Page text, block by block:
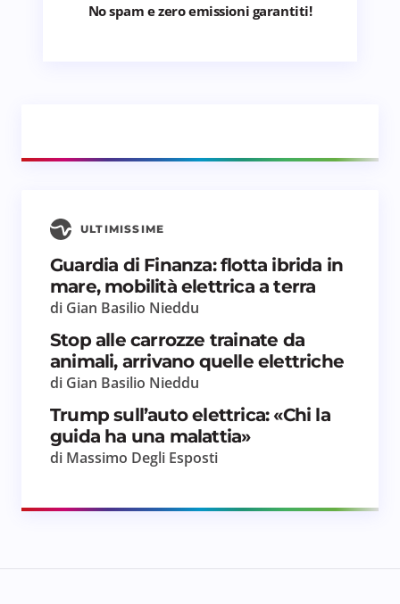
No spam e zero emissioni garantiti!
ULTIMISSIME
Guardia di Finanza: flotta ibrida in
mare, mobilità elettrica a terra
di Gian Basilio Nieddu
Stop alle carrozze trainate da
animali, arrivano quelle elettriche
di Gian Basilio Nieddu
Trump sull’auto elettrica: «Chi la
guida ha una malattia»
di Massimo Degli Esposti